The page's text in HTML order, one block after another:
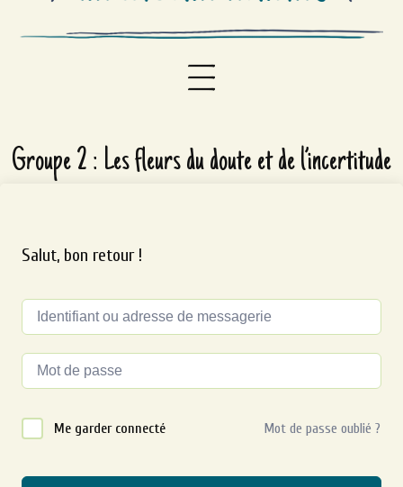
Groupe 2 : Les fleurs du doute et de l’incertitude
Salut, bon retour !
Alternative:Me garder connecté Mot de passe oublié ?